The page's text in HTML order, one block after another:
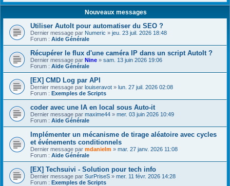
Nouveaux messages
Utiliser AutoIt pour automatiser du SEO ?
Dernier message par Numeric » jeu. 23 juil. 2026 18:48
Forum : Aide Générale
Récupérer le flux d'une caméra IP dans un script AutoIt ?
Dernier message par Nine » sam. 13 juin 2026 19:06
Forum : Aide Générale
[EX] CMD Log par API
Dernier message par louiseravot » lun. 27 juil. 2026 02:08
Forum : Exemples de Scripts
coder avec une IA en local sous Auto-it
Dernier message par maxime44 » mer. 03 juin 2026 10:49
Forum : Aide Générale
Implémenter un mécanisme de tirage aléatoire avec cycles
et événements conditionnels
Dernier message par mdanielm » mar. 27 janv. 2026 11:08
Forum : Aide Générale
[EX] Techsuivi - Solution pour tech info
Dernier message par SurPriseS » mer. 11 févr. 2026 14:28
Forum : Exemples de Scripts